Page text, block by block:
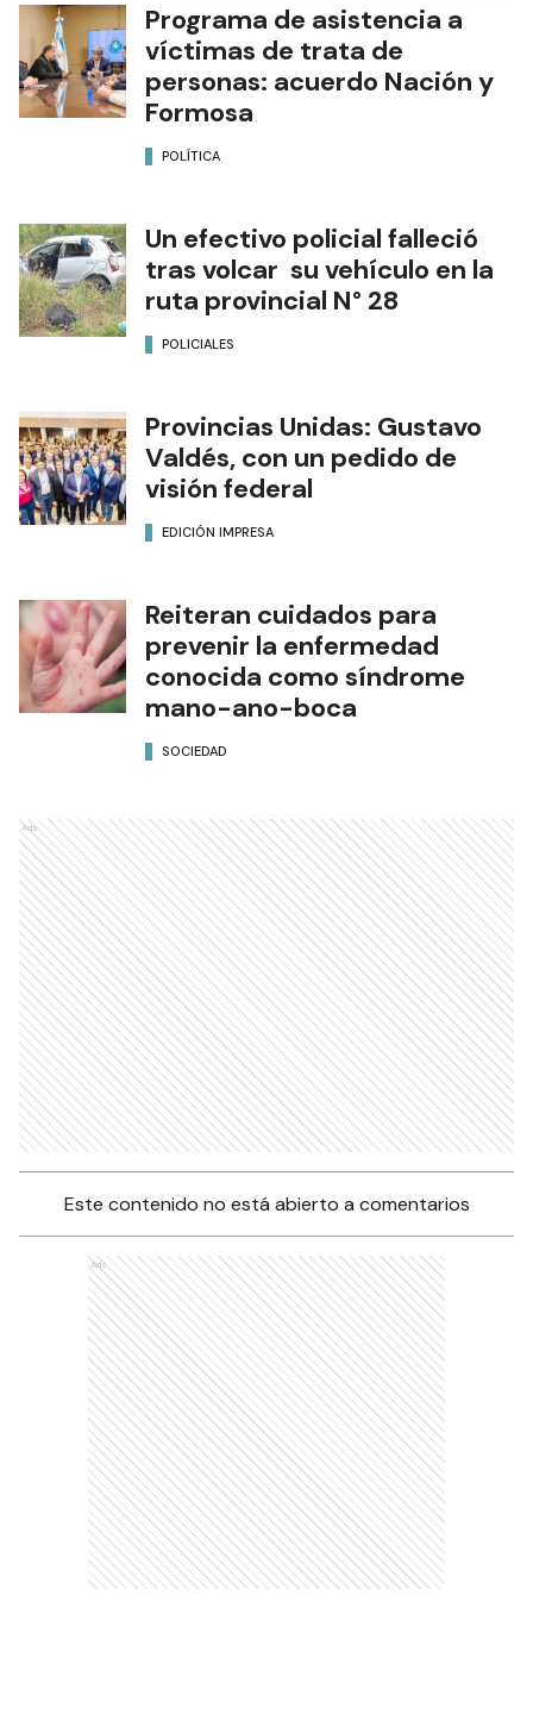
Programa de asistencia a
víctimas de trata de
personas: acuerdo Nación y
Formosa
POLÍTICA
Un efectivo policial falleció
tras volcar su vehículo en la
ruta provincial N° 28
POLICIALES
Provincias Unidas: Gustavo
Valdés, con un pedido de
visión federal
EDICIÓN IMPRESA
Reiteran cuidados para
prevenir la enfermedad
conocida como síndrome
mano-ano-boca
SOCIEDAD
Ads
Este contenido no está abierto a comentarios
Ads